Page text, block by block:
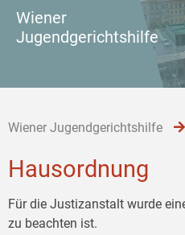
Wiener
Jugendgerichtshilfe
Wiener Jugendgerichtshilfe
Hausordnung
Für die Justizanstalt wurde
zu beachten ist.